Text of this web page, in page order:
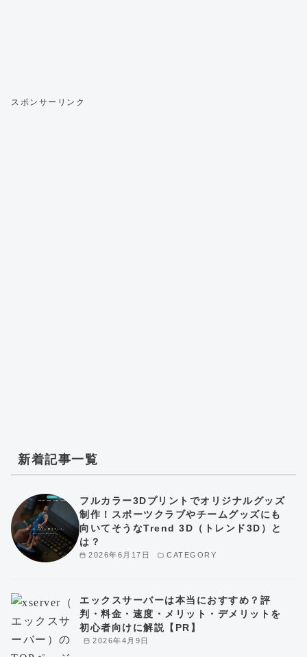
スポンサーリンク
新着記事一覧
2026年6月17日 CATEGORY
フルカラー3Dプリントでオリジナルグッズ
制作！スポーツクラブやチームグッズにも
向いてそうなTrend 3D（トレンド3D）と
は？
2026年4月9日
エックスサーバーは本当におすすめ？評
判・料金・速度・メリット・デメリットを
初心者向けに解説【PR】